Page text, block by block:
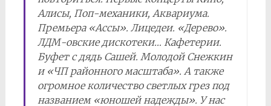
Алисы, Поп-механики, Аквариума.
Премьера «Ассы». Лицедеи. «Дерево».
ЛДМ-овские дискотеки… Кафетерии.
Буфет с дядь Сашей. Молодой Снежкин
и «ЧП районного масштаба». А также
огромное количество светлых грез под
названием «юношей надежды». У нас